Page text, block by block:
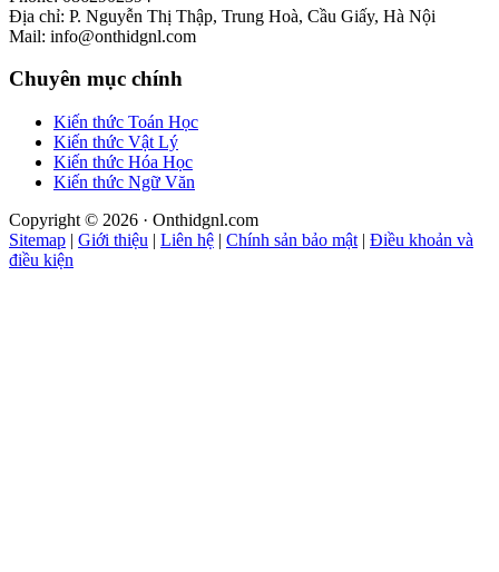
Địa chỉ: P. Nguyễn Thị Thập, Trung Hoà, Cầu Giấy, Hà Nội
Mail: info@onthidgnl.com
Chuyên mục chính
Kiến thức Toán Học
Kiến thức Vật Lý
Kiến thức Hóa Học
Kiến thức Ngữ Văn
Copyright © 2026 · Onthidgnl.com
Sitemap | Giới thiệu | Liên hệ | Chính sản bảo mật | Điều khoản và
điều kiện